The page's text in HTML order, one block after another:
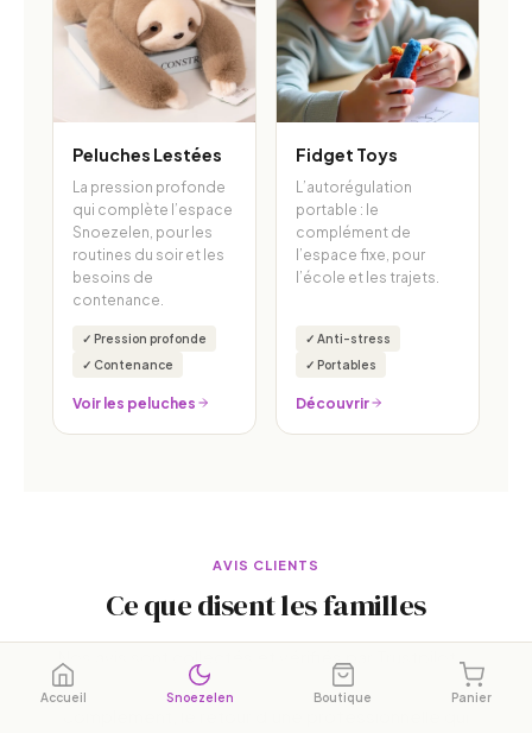
Peluches Lestées
La pression profonde
qui complète l’espace
Snoezelen, pour les
routines du soir et les
besoins de
contenance.
✓ Pression profonde
✓ Contenance
Voir les peluches
Fidget Toys
L’autorégulation
portable : le
complément de
l’espace fixe, pour
l’école et les trajets.
✓ Anti-stress
✓ Portables
Découvrir
AVIS CLIENTS
Ce que disent les familles
Nos avis sont collectés et vérifiés par Trustpilot —
la note affichée est la note réelle du jour. En
Accueil Snoezelen Boutique Panier